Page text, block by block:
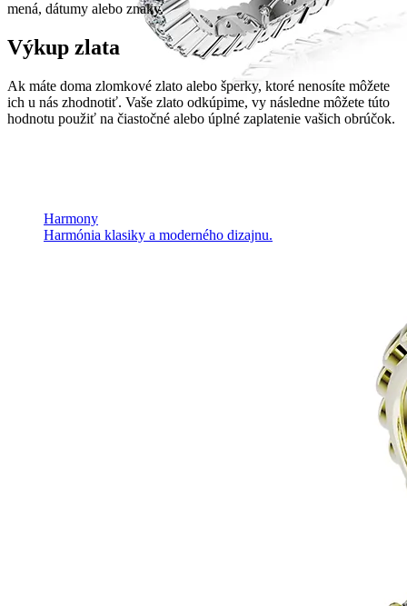
Harmony
Harmónia klasiky a moderného dizajnu.
mená, dátumy alebo znaky.
Výkup zlata
Ak máte doma zlomkové zlato alebo šperky, ktoré nenosíte môžete
ich u nás zhodnotiť. Vaše zlato odkúpime, vy následne môžete túto
hodnotu použiť na čiastočné alebo úplné zaplatenie vašich obrúčok.